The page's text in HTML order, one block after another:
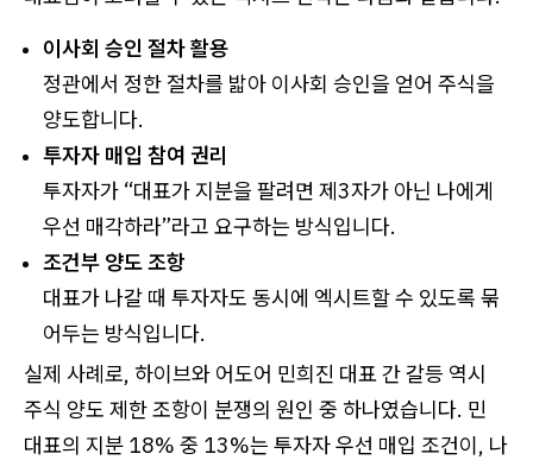
이사회 승인 절차 활용
정관에서 정한 절차를 밟아 이사회 승인을 얻어 주식을
양도합니다.
투자자 매입 참여 권리
투자자가 “대표가 지분을 팔려면 제3자가 아닌 나에게
우선 매각하라”라고 요구하는 방식입니다.
조건부 양도 조항
대표가 나갈 때 투자자도 동시에 엑시트할 수 있도록 묶
어두는 방식입니다.
실제 사례로, 하이브와 어도어 민희진 대표 간 갈등 역시
주식 양도 제한 조항이 분쟁의 원인 중 하나였습니다. 민
대표의 지분 18% 중 13%는 투자자 우선 매입 조건이, 나